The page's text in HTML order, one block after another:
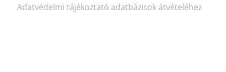
Adatvédelmi tájékoztató adatbázisok átvételéhez